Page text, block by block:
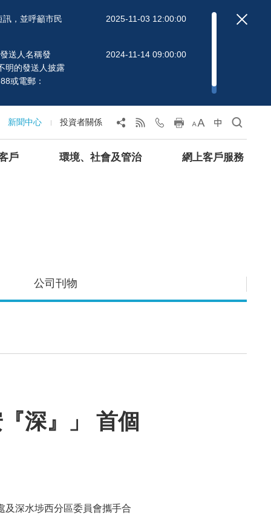
，並呼籲市民 2025-11-03 12:00:00
送人名稱發
明的發送人披露
或電郵：
2024-11-14 09:00:00
新聞中心 投資者關係
戶 環境、社會及管治 網上客戶服務
公司刊物
深』」 首個
及深水埗西分區委員會攜手合